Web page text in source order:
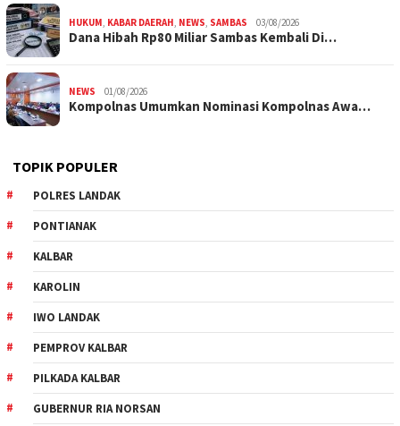
HUKUM KABAR DAERAH NEWS SAMBAS 03/08/2026
Dana Hibah Rp80 Miliar Sambas Kembali Di…
NEWS 01/08/2026
Kompolnas Umumkan Nominasi Kompolnas Awa…
TOPIK POPULER
POLRES LANDAK
PONTIANAK
KALBAR
KAROLIN
IWO LANDAK
PEMPROV KALBAR
PILKADA KALBAR
GUBERNUR RIA NORSAN